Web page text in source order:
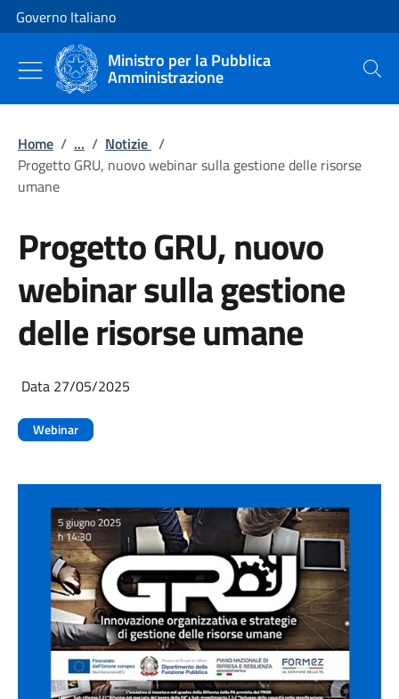
Vai al contenuto
Vai alla navigazione del sito
Governo Italiano
Ministro per la Pubblica
Amministrazione Cerca
Home / ... / Notizie /
Progetto GRU, nuovo webinar sulla gestione delle risorse
umane
Progetto GRU, nuovo
webinar sulla gestione
delle risorse umane
Data 27/05/2025
Webinar